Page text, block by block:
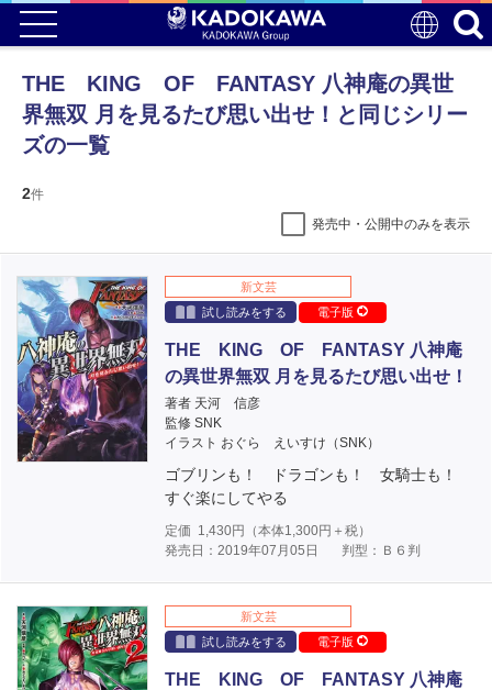
THE KING OF FANTASY 八神庵の異世
界無双 月を見るたび思い出せ！と同じシリー
ズの一覧
2件
発売中・公開中のみを表示
新文芸
試し読みをする
電子版
THE KING OF FANTASY 八神庵
の異世界無双 月を見るたび思い出せ！
著者 天河 信彦
監修 SNK
イラスト おぐら えいすけ（SNK）
ゴブリンも！ ドラゴンも！ 女騎士も！
すぐ楽にしてやる
定価 1,430円（本体1,300円＋税）
発売日：2019年07月05日
判型：Ｂ６判
新文芸
試し読みをする
電子版
THE KING OF FANTASY 八神庵